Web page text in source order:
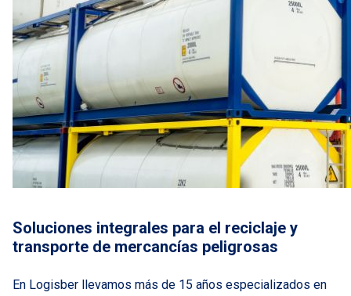
Soluciones integrales para el reciclaje y
transporte de mercancías peligrosas
En Logisber llevamos más de 15 años especializados en